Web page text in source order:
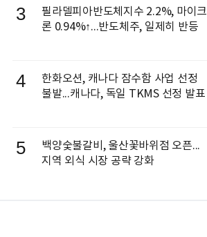
3
필라델피아반도체지수 2.2%, 마이크
론 0.94%↑...반도체주, 일제히 반등
4
한화오션, 캐나다 잠수함 사업 선정
불발...캐나다, 독일 TKMS 선정 발표
5
백양숯불갈비, 울산꽃바위점 오픈...
지역 외식 시장 공략 강화